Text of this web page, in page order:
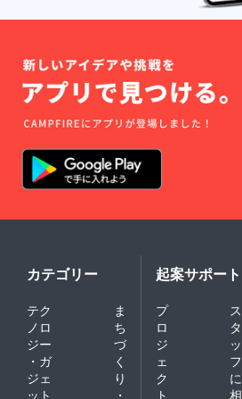
カテゴリー
テク
ノロ
ジー
・ガ
ジェ
ット
ま
ち
づ
く
り
・
起案サポート
プ
ロ
ジ
ェ
ク
ト
ス
タ
ッ
フ
に
相